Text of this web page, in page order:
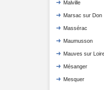
Malville
Marsac sur Don
Massérac
Maumusson
Mauves sur
Mésanger
Mesquer